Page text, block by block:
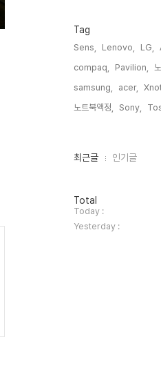
Tag
Sens, Lenovo, LG,
compaq,
Pavilion,
samsung,
acer,
노트북액정,
Sony,
최
인
기
글
최근글 인기글
방
문
자
수
Total
Today :
Yesterday :